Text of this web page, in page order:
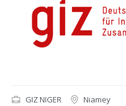
GIZ NIGER
Niamey